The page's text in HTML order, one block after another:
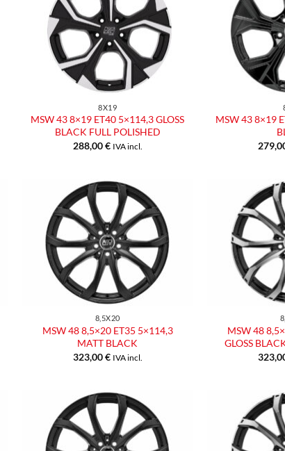
Aggiungi
alla lista
dei
desideri
8X19
MSW 43 8×19 ET40 5×114,3 GLOSS
BLACK FULL POLISHED
288,00€ IVA incl.
MSW 43 8×19
Aggiungi
alla lista
dei
desideri
8,5X20
MSW 48 8,5×20 ET35 5×114,3
MATT BLACK
323,00€ IVA incl.
MSW 48
GLOSS
Aggiungi
alla lista
dei